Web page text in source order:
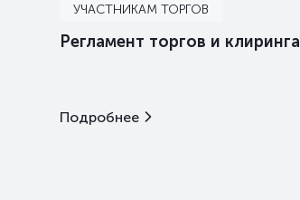
УЧАСТНИКАМ ТОРГОВ
Регламент торгов и клиринга
Подробнее